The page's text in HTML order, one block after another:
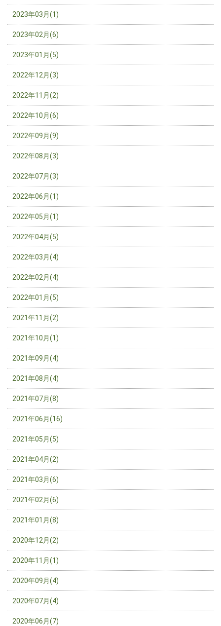
2023年03月(1)
2023年02月(6)
2023年01月(5)
2022年12月(3)
2022年11月(2)
2022年10月(6)
2022年09月(9)
2022年08月(3)
2022年07月(3)
2022年06月(1)
2022年05月(1)
2022年04月(5)
2022年03月(4)
2022年02月(4)
2022年01月(5)
2021年11月(2)
2021年10月(1)
2021年09月(4)
2021年08月(4)
2021年07月(8)
2021年06月(16)
2021年05月(5)
2021年04月(2)
2021年03月(6)
2021年02月(6)
2021年01月(8)
2020年12月(2)
2020年11月(1)
2020年09月(4)
2020年07月(4)
2020年06月(7)